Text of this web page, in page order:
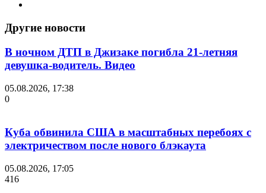
Другие новости
В ночном ДТП в Джизаке погибла 21-летняя
девушка-водитель. Видео
05.08.2026, 17:38
0
Куба обвинила США в масштабных перебоях с
электричеством после нового блэкаута
05.08.2026, 17:05
416